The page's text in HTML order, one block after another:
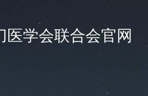
医学会联合会官网